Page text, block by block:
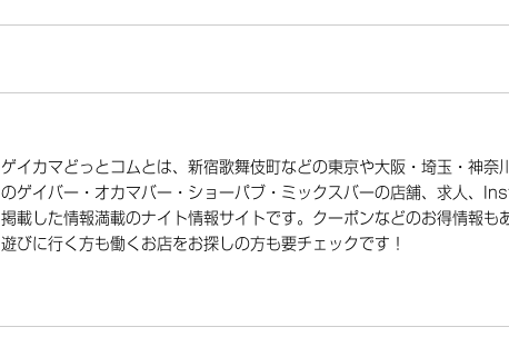
ゲイカマどっとコムとは、新宿歌舞伎町などの東京や大阪・埼玉・神奈
のゲイバー・オカマバー・ショーパブ・ミックスバーの店舗、求人
掲載した情報満載のナイト情報サイトです。 クーポンなどのお得情報も
遊びに行く方も働くお店をお探しの方も要チェックです！